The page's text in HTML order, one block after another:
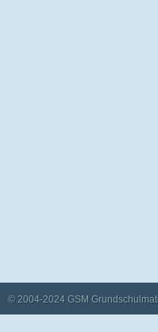
© 2004-2024 GSM